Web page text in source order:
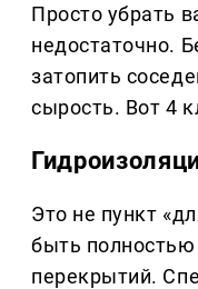
Просто убрать
недостаточно.
затопить
сырость. Вот 4
Это не пункт
быть полностью
перекрытий.